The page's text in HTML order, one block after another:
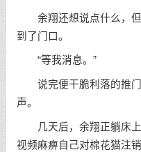
余翔还想说点什么，但
到了门口。
“等我消息。”
说完便干脆利落的推门
声。
几天后，余翔正躺床上
视频麻痹自己对棉花猫注